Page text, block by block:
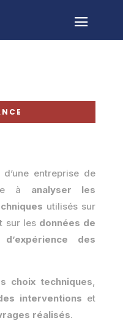
entreprise de
à analyser les
utilisés sur
sur les données de
des
choix techniques,
interventions et
réalisés.